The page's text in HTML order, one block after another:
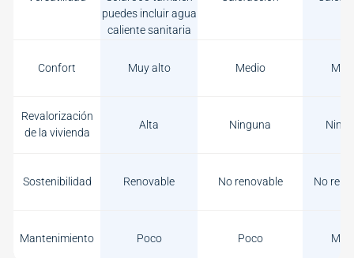
puedes incluir agua
caliente sanitaria
Confort Muy alto Medio
Revalorización
de la vivienda
Alta Ninguna
Sostenibilidad Renovable No renovable No
Mantenimiento Poco Poco